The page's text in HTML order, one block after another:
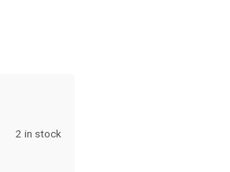
2 in stock